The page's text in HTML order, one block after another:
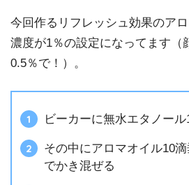
今回作るリフレッシュ効果のア
濃度が1％の設定になってます（
0.5％で！）。
ビーカーに無水エタノー
その中にアロマオイル10
でかき混ぜる